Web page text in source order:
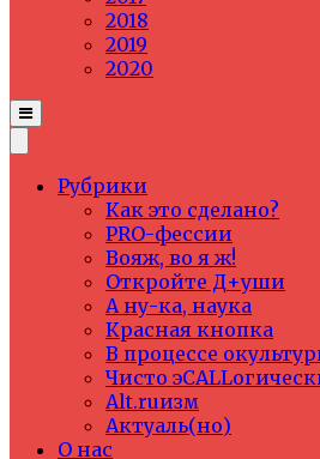
2018
2019
2020
Рубрики
Как это сделано?
PRO-фессии
Вояж, во я ж!
Откройте Д+уши
А ну-ка, наука
Красная кнопка
В процессе
Чисто
Alt.ruизм
Актуаль(но)
О нас